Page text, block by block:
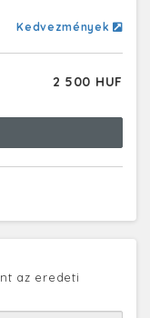
Kedvezmények
2 500 HUF
az eredeti